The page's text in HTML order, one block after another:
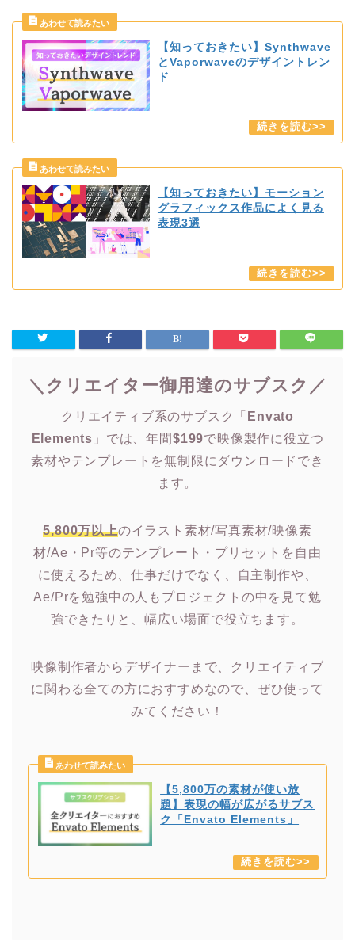
【知っておきたい】Synthwave
とVaporwaveのデザイントレン
ド
【知っておきたい】モーション
グラフィックス作品によく見る
表現3選
＼クリエイター御用達のサブスク／
クリエイティブ系のサブスク「 Envato
Elements 」では、年間$199で映像製作に役立つ
素材やテンプレートを無制限にダウンロードでき
ます。
5,800万以上のイラスト素材/写真素材/映像素
材/Ae・Pr等のテンプレート・プリセットを自由
に使えるため、仕事だけでなく、自主制作や、
Ae/Prを勉強中の人もプロジェクトの中を見て勉
強できたりと、幅広い場面で役立ちます。
映像制作者からデザイナーまで、クリエイティブ
に関わる全ての方におすすめなので、ぜひ使って
みてください！
【5,800万の素材が使い放
題】表現の幅が広がるサブス
ク「Envato Elements」